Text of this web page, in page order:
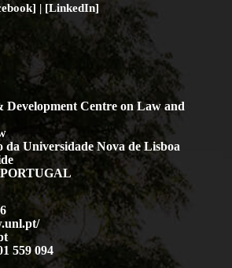
] | [LinkedIn]
Development Centre on Law and
da Universidade Nova de Lisboa
559 094